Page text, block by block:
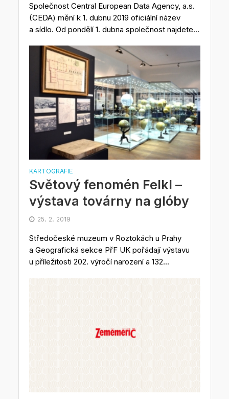
Společnost Central European Data Agency, a.s.
(CEDA) mění k 1. dubnu 2019 oficiální název
a sídlo. Od pondělí 1. dubna společnost najdete...
KARTOGRAFIE
Světový fenomén Felkl –
výstava továrny na glóby
25. 2. 2019
Středočeské muzeum v Roztokách u Prahy
a Geografická sekce PřF UK pořádají výstavu
u příležitosti 202. výročí narození a 132...